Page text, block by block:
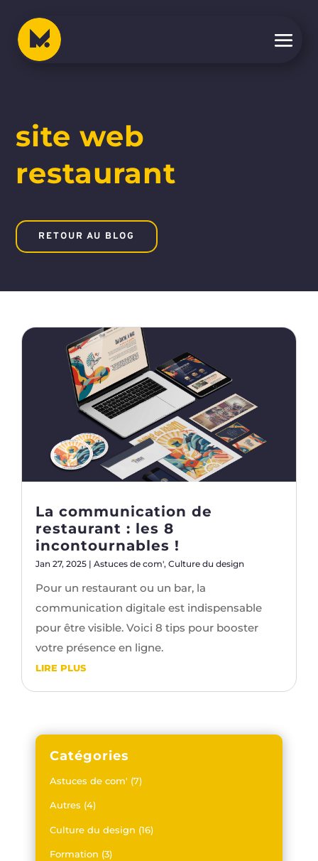
site web
restaurant
RETOUR AU BLOG
La communication de
restaurant : les 8
incontournables !
Jan 27, 2025 | Astuces de com', Culture du design
Pour un restaurant ou un bar, la
communication digitale est indispensable
pour être visible. Voici 8 tips pour booster
votre présence en ligne.
LIRE PLUS
Catégories
Astuces de com' (7)
Autres (4)
Culture du design (16)
Formation (3)